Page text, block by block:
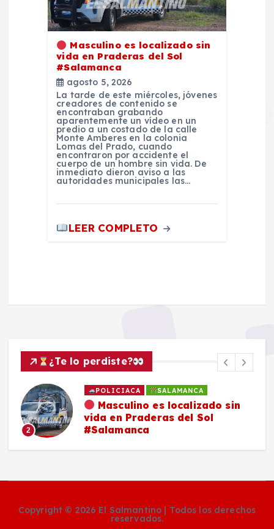
Masculino es localizado sin
vida en Praderas del Sol
#Salamanca
agosto 5, 2026
La tarde de este miércoles, jóvenes
creadores de contenido se
encontraban grabando
aparentemente un vídeo en un
predio a un costado de la calle
Monte Amberes en la colonia
Lomas del Prado, cuando
encontraron por accidente el
cuerpo de un hombre sin vida. De
inmediato dieron aviso a las
autoridades municipales las…
LEER COMPLETO
¿Te lo perdiste?
2
POLICIACA SALAMANCA
Masculino es localizado sin
vida en Praderas del Sol
#Salamanca
Copyright © 2026 El Salmantino | Todos los derechos
reservados.